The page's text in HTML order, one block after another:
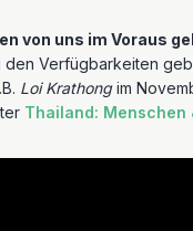
von uns im Voraus
Verfügbarkeiten
Loi Krathongim
Thailand: Menschen